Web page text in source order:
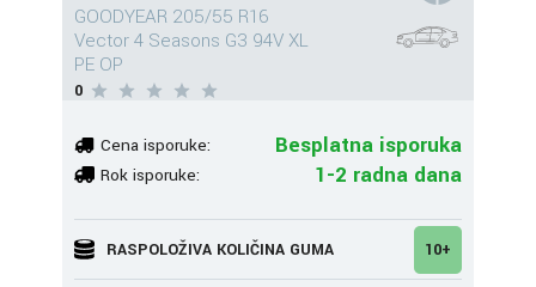
GOODYEAR 205/55 R16
Vector 4 Seasons G3 94V XL
PE OP
0
Cena isporuke: Besplatna isporuka
Rok isporuke: 1-2 radna dana
RASPOLOŽIVA KOLIČINA GUMA 10+